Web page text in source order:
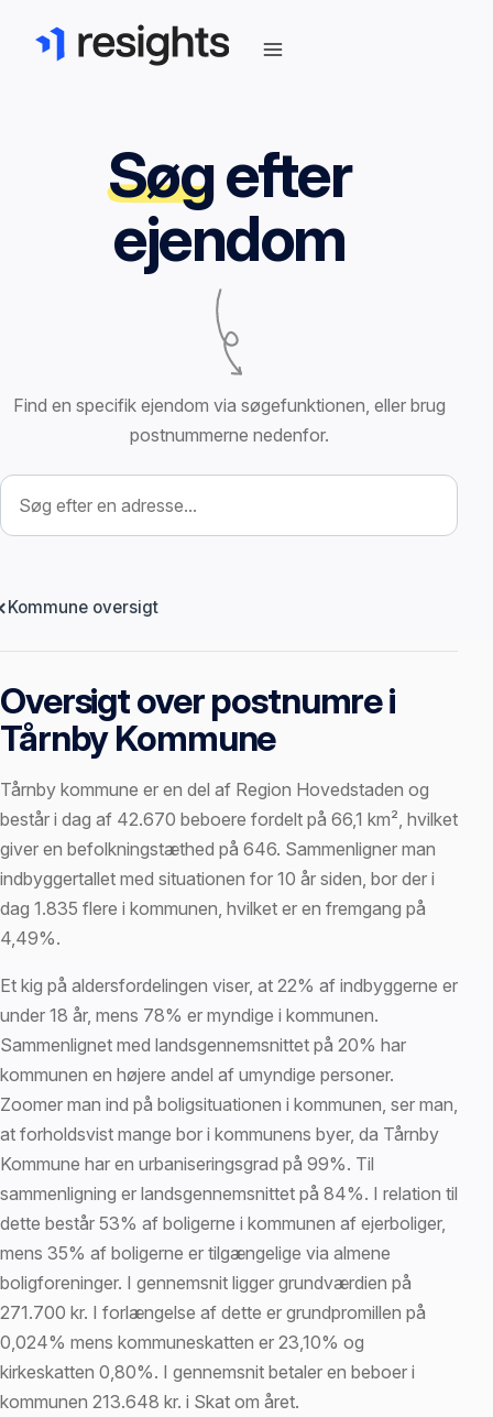
Søgefter
ejendom
Find en specifik ejendom via søgefunktionen, eller brug
postnummerne nedenfor.
Søg efter ejendom
Kommune oversigt
Oversigt over postnumre i
Tårnby Kommune
Tårnby kommune er en del af Region Hovedstaden og
består i dag af 42.670 beboere fordelt på 66,1 km², hvilket
giver en befolkningstæthed på 646. Sammenligner man
indbyggertallet med situationen for 10 år siden, bor der i
dag 1.835 flere i kommunen, hvilket er en fremgang på
4,49%.
Et kig på aldersfordelingen viser, at 22% af indbyggerne er
under 18 år, mens 78% er myndige i kommunen.
Sammenlignet med landsgennemsnittet på 20% har
kommunen en højere andel af umyndige personer.
Zoomer man ind på boligsituationen i kommunen, ser man,
at forholdsvist mange bor i kommunens byer, da Tårnby
Kommune har en urbaniseringsgrad på 99%. Til
sammenligning er landsgennemsnittet på 84%. I relation til
dette består 53% af boligerne i kommunen af ejerboliger,
mens 35% af boligerne er tilgængelige via almene
boligforeninger. I gennemsnit ligger grundværdien på
271.700 kr. I forlængelse af dette er grundpromillen på
0,024% mens kommuneskatten er 23,10% og
kirkeskatten 0,80%. I gennemsnit betaler en beboer i
kommunen 213.648 kr. i Skat om året.